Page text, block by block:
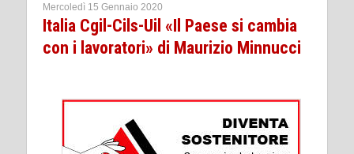
Mercoledì 15 Gennaio 2020
Italia Cgil-Cils-Uil «Il Paese si cambia
con i lavoratori» di Maurizio Minnucci